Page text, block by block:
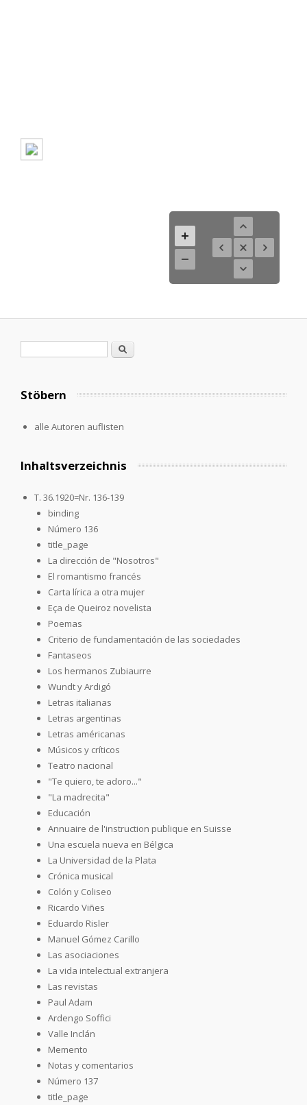
Search
Stöbern
alle Autoren auflisten
Inhaltsverzeichnis
T. 36.1920=Nr. 136-139
binding
Número 136
title_page
La dirección de "Nosotros"
El romantismo francés
Carta lírica a otra mujer
Eça de Queiroz novelista
Poemas
Criterio de fundamentación de las sociedades
Fantaseos
Los hermanos Zubiaurre
Wundt y Ardigó
Letras italianas
Letras argentinas
Letras américanas
Músicos y críticos
Teatro nacional
"Te quiero, te adoro..."
"La madrecita"
Educación
Annuaire de l'instruction publique en Suisse
Una escuela nueva en Bélgica
La Universidad de la Plata
Crónica musical
Colón y Coliseo
Ricardo Viñes
Eduardo Risler
Manuel Gómez Carillo
Las asociaciones
La vida intelectual extranjera
Las revistas
Paul Adam
Ardengo Soffici
Valle Inclán
Memento
Notas y comentarios
Número 137
title_page